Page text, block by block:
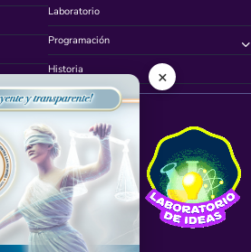
Laboratorio
Programación
Historia ×